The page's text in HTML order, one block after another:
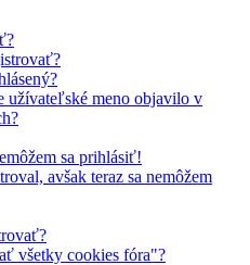
užívateľské meno objavilo v
sa prihlásiť!
avšak teraz sa nemôžem
všetky cookies fóra"?